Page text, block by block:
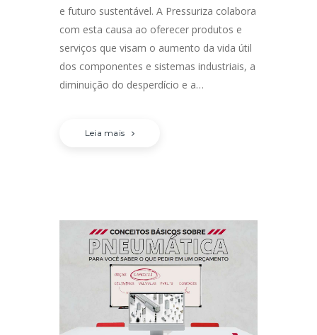
e futuro sustentável. A Pressuriza colabora
com esta causa ao oferecer produtos e
serviços que visam o aumento da vida útil
dos componentes e sistemas industriais, a
diminuição do desperdício e a…
Leia mais